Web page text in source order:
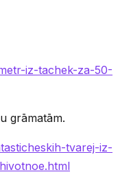
iz-tachek-za-50-
grāmatām.
tvarej-iz-